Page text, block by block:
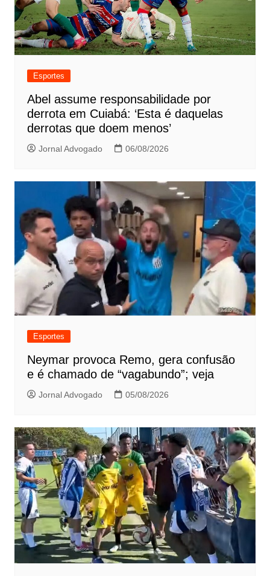
Esportes
Abel assume responsabilidade por
derrota em Cuiabá: ‘Esta é daquelas
derrotas que doem menos’
Jornal Advogado 06/08/2026
Esportes
Neymar provoca Remo, gera confusão
e é chamado de “vagabundo”; veja
Jornal Advogado 05/08/2026